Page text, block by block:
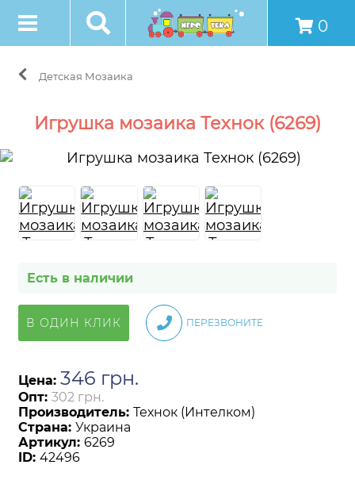
0
Детская Мозаика
Игрушка мозаика Технок (6269)
Есть в наличии
В ОДИН КЛИК ПЕРЕЗВОНИТЕ
Цена: 346 грн.
Опт: 302 грн.
Производитель: Технок (Интелком)
Страна: Украина
Артикул: 6269
ID: 42496